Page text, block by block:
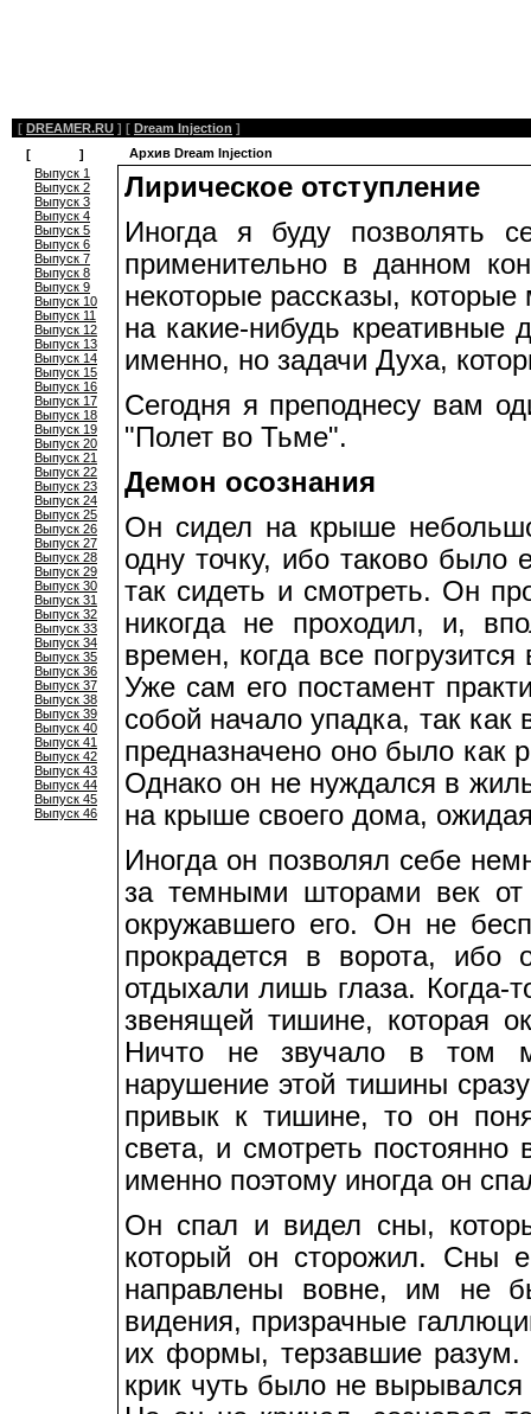
[ DREAMER.RU ] [ Dream Injection ]
[
]
Выпуск 1
Выпуск 2
Выпуск 3
Выпуск 4
Выпуск 5
Выпуск 6
Выпуск 7
Выпуск 8
Выпуск 9
Выпуск 10
Выпуск 11
Выпуск 12
Выпуск 13
Выпуск 14
Выпуск 15
Выпуск 16
Выпуск 17
Выпуск 18
Выпуск 19
Выпуск 20
Выпуск 21
Выпуск 22
Выпуск 23
Выпуск 24
Выпуск 25
Выпуск 26
Выпуск 27
Выпуск 28
Выпуск 29
Выпуск 30
Выпуск 31
Выпуск 32
Выпуск 33
Выпуск 34
Выпуск 35
Выпуск 36
Выпуск 37
Выпуск 38
Выпуск 39
Выпуск 40
Выпуск 41
Выпуск 42
Выпуск 43
Выпуск 44
Выпуск 45
Выпуск 46
Архив Dream Injection
Лирическое отступление
Иногда я буду позволять
применительно в данном
некоторые рассказы,
на какие-нибудь креативные
именно, но задачи Духа,
Сегодня я преподнесу вам
"Полет во Тьме".
Демон осознания
Он сидел на крыше
одну точку, ибо таково было
так сидеть и смотреть. Он
никогда не проходил, и,
времен, когда все
Уже сам его постамент
собой начало упадка, так
предназначено оно было как
Однако он не нуждался в
на крыше своего дома,
Иногда он позволял себе
за темными шторами век от
окружавшего его. Он не
прокрадется в ворота, ибо
отдыхали лишь глаза. Когда-
звенящей тишине, которая
Ничто не звучало в том
нарушение этой тишины
привык к тишине, то он
света, и смотреть
именно поэтому иногда он
Он спал и видел сны,
который он сторожил. Сны
направлены вовне, им не
видения, призрачные
их формы, терзавшие разум.
крик чуть было не